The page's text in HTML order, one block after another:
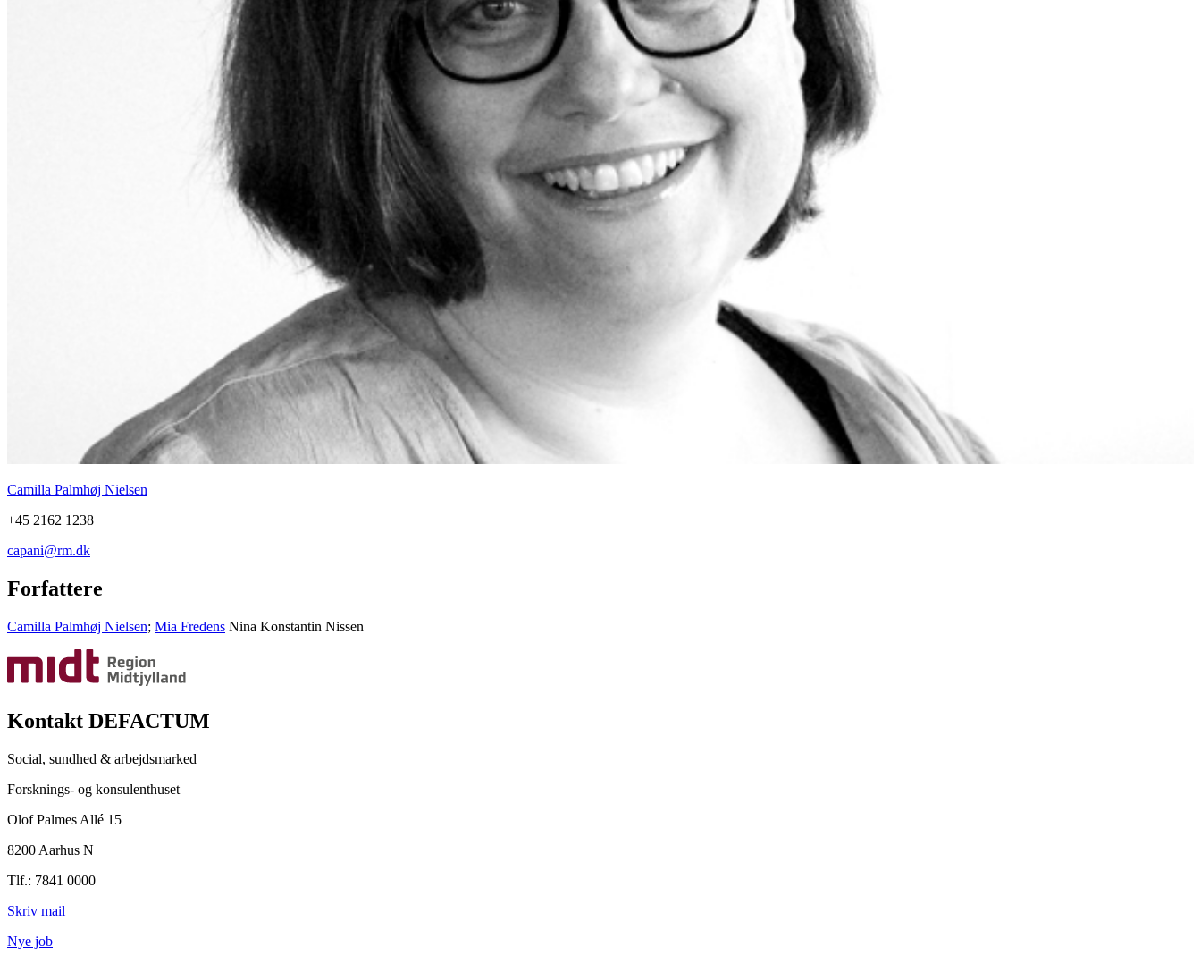
Camilla Palmhøj Nielsen
+45 2162 1238
capani@rm.dk
Forfattere
Camilla Palmhøj Nielsen; Mia Fredens Nina Konstantin Nissen
Kontakt DEFACTUM
Social, sundhed & arbejdsmarked
Forsknings- og konsulenthuset
Olof Palmes Allé 15
8200 Aarhus N
Tlf.: 7841 0000
Skriv mail
Nye job